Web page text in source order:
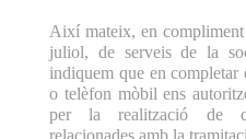
Així mateix, en
juliol, de serveis de la
indiquem que en
o telèfon mòbil ens
per la realització de
relacionades amb la